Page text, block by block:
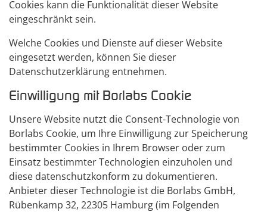
Cookies kann die Funktionalität dieser Website
eingeschränkt sein.
Welche Cookies und Dienste auf dieser Website
eingesetzt werden, können Sie dieser
Datenschutzerklärung entnehmen.
Einwilligung mit Borlabs Cookie
Unsere Website nutzt die Consent-Technologie von
Borlabs Cookie, um Ihre Einwilligung zur Speicherung
bestimmter Cookies in Ihrem Browser oder zum
Einsatz bestimmter Technologien einzuholen und
diese datenschutzkonform zu dokumentieren.
Anbieter dieser Technologie ist die Borlabs GmbH,
Rübenkamp 32, 22305 Hamburg (im Folgenden